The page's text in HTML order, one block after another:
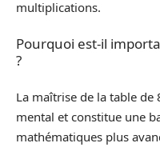
multiplications.
Pourquoi est-il
?
La maîtrise de la table de
mental et constitue une
mathématiques plus